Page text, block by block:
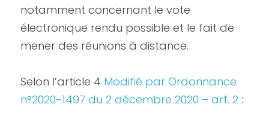
notamment concernant le vote
électronique rendu possible et le fait de
mener des réunions à distance.
Selon l’article 4 Modifié par Ordonnance
n°2020-1497 du 2 décembre 2020 – art. 2 :